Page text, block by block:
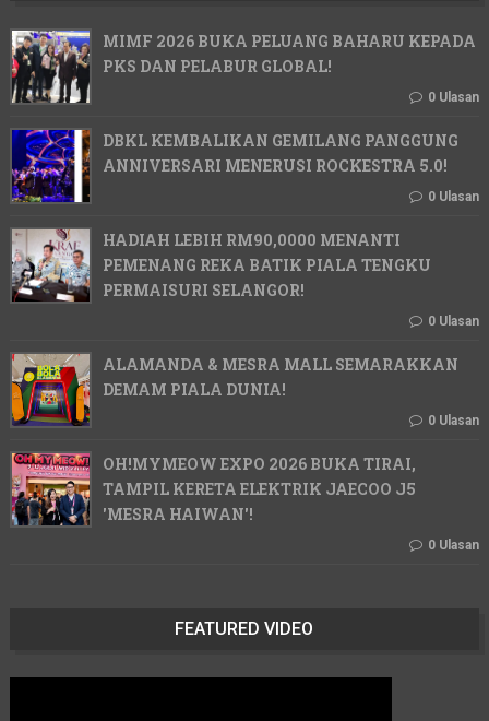
MIMF 2026 BUKA PELUANG BAHARU KEPADA
PKS DAN PELABUR GLOBAL!
0 Ulasan
DBKL KEMBALIKAN GEMILANG PANGGUNG
ANNIVERSARI MENERUSI ROCKESTRA 5.0!
0 Ulasan
HADIAH LEBIH RM90,0000 MENANTI
PEMENANG REKA BATIK PIALA TENGKU
PERMAISURI SELANGOR!
0 Ulasan
ALAMANDA & MESRA MALL SEMARAKKAN
DEMAM PIALA DUNIA!
0 Ulasan
OH!MYMEOW EXPO 2026 BUKA TIRAI,
TAMPIL KERETA ELEKTRIK JAECOO J5
'MESRA HAIWAN'!
0 Ulasan
FEATURED VIDEO